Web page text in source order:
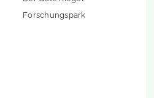
Forschungspark